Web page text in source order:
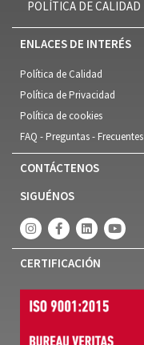
POLÍTICA DE CALIDAD
ENLACES DE INTERÉS
Política de Calidad
Política de Privacidad
Política de cookies
FAQ - Preguntas - Frecuentes
CONTÁCTENOS
SIGUÉNOS
CERTIFICACIÓN